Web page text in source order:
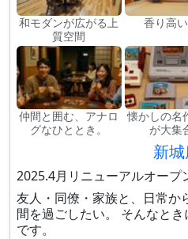
和モダンが広がる上
質空間
香り高
仲間と囲む、アナロ
グなひととき。
懐かしの名
が大集
新
2025.4月リニューアルオープ
友人・同僚・家族と、日常か
間を過ごしたい。 そんなと
です。